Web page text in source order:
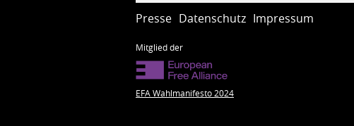
Presse Datenschutz Impressum
Mitglied der
EFA Wahlmanifesto 2024